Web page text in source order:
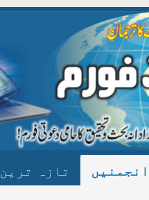
انجمنیں تازہ ترین